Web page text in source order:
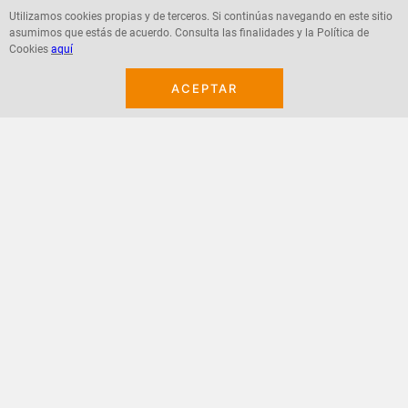
Utilizamos cookies propias y de terceros. Si continúas navegando en este sitio
asumimos que estás de acuerdo. Consulta las finalidades y la Política de
Cookies aquí
ACEPTAR